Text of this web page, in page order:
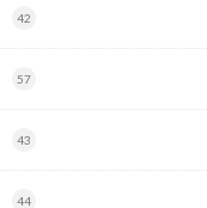
42
57
43
44